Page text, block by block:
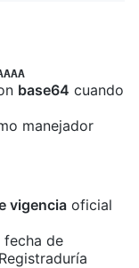
base64 cuando
manejador
vigencia oficial
fecha de